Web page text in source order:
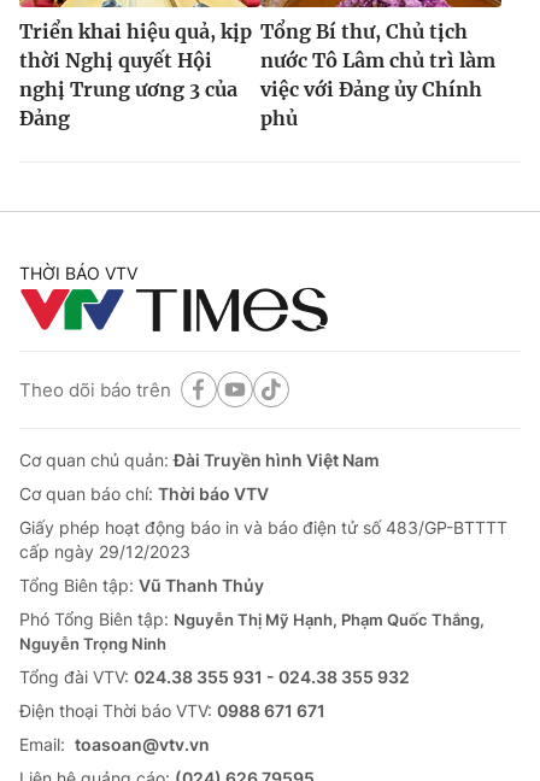
Triển khai hiệu quả, kịp
thời Nghị quyết Hội
nghị Trung ương 3 của
Đảng
Tổng Bí thư, Chủ tịch
nước Tô Lâm chủ trì làm
việc với Đảng ủy Chính
phủ
THỜI BÁO VTV
Theo dõi báo trên
Cơ quan chủ quản:Đài Truyền hình Việt Nam
Cơ quan báo chí: Thời báo VTV
Giấy phép hoạt động báo in và báo điện tử số 483/GP-BTTTT
cấp ngày 29/12/2023
Tổng Biên tập: Vũ Thanh Thủy
Phó Tổng Biên tập: Nguyễn Thị Mỹ Hạnh, Phạm Quốc Thắng,
Nguyễn Trọng Ninh
Tổng đài VTV: 024.38 355 931 - 024.38 355 932
Ðiện thoại Thời báo VTV: 0988 671 671
Email: toasoan@vtv.vn